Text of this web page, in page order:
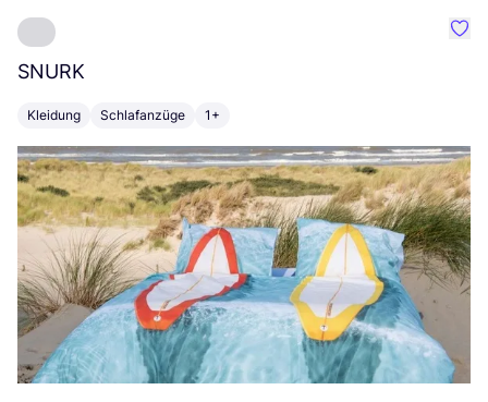
SNURK
Kleidung Schlafanzüge 1+